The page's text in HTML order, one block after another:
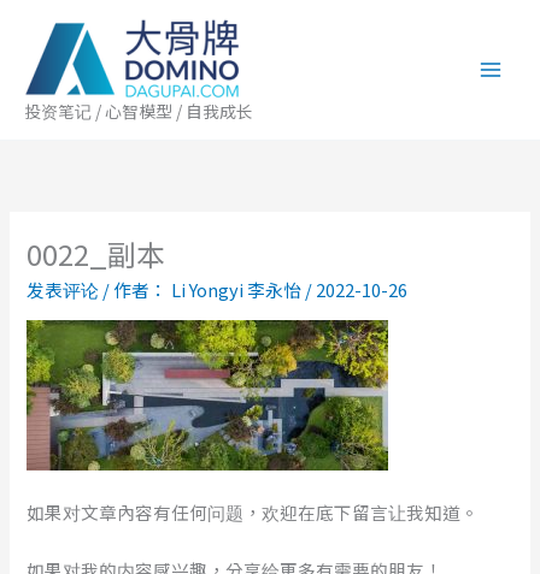
投资笔记 / 心智模型 / 自我成长
0022_副本
发表评论/ 作者： Li Yongyi 李永怡/2022-10-26
如果对文章內容有任何问题，欢迎在底下留言让我知道。